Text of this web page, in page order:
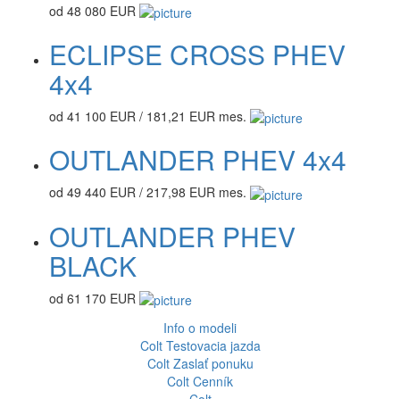
od 48 080 EUR
ECLIPSE CROSS PHEV
4x4
od 41 100 EUR / 181,21 EUR mes.
OUTLANDER PHEV 4x4
od 49 440 EUR / 217,98 EUR mes.
OUTLANDER PHEV
BLACK
od 61 170 EUR
Info o modeli
Colt Testovacia jazda
Colt Zaslať ponuku
Colt Cenník